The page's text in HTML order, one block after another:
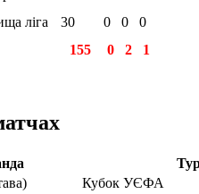
ліга 30 0 0
0
155 0 2 1
Кубок УЄФА